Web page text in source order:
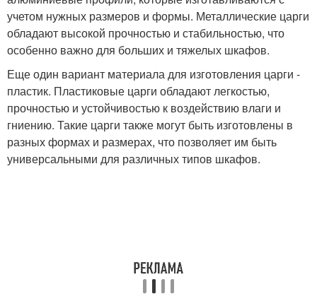
учетом нужных размеров и формы. Металлические царги
обладают высокой прочностью и стабильностью, что
особенно важно для больших и тяжелых шкафов.
Еще один вариант материала для изготовления царги -
пластик. Пластиковые царги обладают легкостью,
прочностью и устойчивостью к воздействию влаги и
гниению. Такие царги также могут быть изготовлены в
разных формах и размерах, что позволяет им быть
универсальными для различных типов шкафов.